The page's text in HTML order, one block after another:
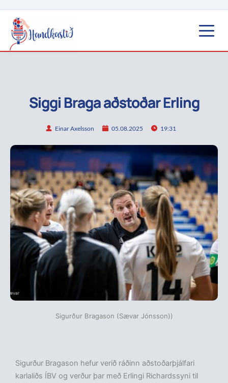
Siggi Braga aðstoðar Erling
Einar Axelsson 05.08.2025 19:31
Sigurður Bragason (Sævar Jónsson))
Sigurður Bragason hefur verið ráðinn aðstoðarþjálfari
karlaliðs ÍBV og verður þar með Erlingi Richardssyni til